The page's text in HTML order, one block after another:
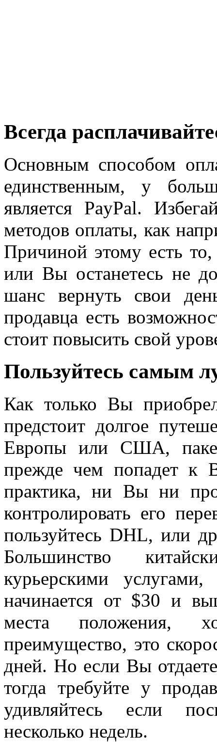
Всегда
Основным способом
единственным, у
является PayPal.
методов оплаты, как
Причиной этому есть
или Вы останетесь не
шанс вернуть свои
продавца есть
стоит повысить свой
Пользуйтесь самым
Как только Вы
предстоит долгое
Европы или США,
прежде чем попадет к
практика, ни Вы ни
контролировать его
пользуйтесь DHL, или
Большинство
курьерскими
начинается от $30 и
места положения,
преимущество, это
дней. Но если Вы
тогда требуйте у
удивляйтесь если
несколько недель.